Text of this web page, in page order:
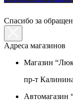
Спасибо за
Адреса магазинов
Магазин
пр-т
Автомагазин